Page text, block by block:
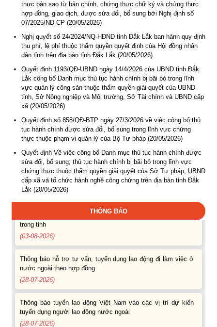
thực bản sao từ bản chính, chứng thực chữ ký và chứng thực
hợp đồng, giao dịch, được sửa đổi, bổ sung bởi Nghị định số
07/2025/NĐ-CP (20/05/2026)
Nghị quyết số 24/2024/NQ-HĐND tỉnh Đắk Lắk ban hành quy định
thu phí, lệ phí thuộc thẩm quyền quyết định của Hội đồng nhân
dân tỉnh trên địa bàn tỉnh Đắk Lắk (20/05/2026)
Quyết định 1193/QĐ-UBND ngày 14/4/2026 của UBND tỉnh Đắk
Lắk công bố Danh mục thủ tục hành chính bị bãi bỏ trong lĩnh
vực quản lý công sản thuộc thẩm quyền giải quyết của UBND
tỉnh, Sở Nông nghiệp và Môi trường, Sở Tài chính và UBND cấp
xã (20/05/2026)
Quyết định số 858/QĐ-BTP ngày 27/3/2026 về việc công bố thủ
tục hành chính được sửa đổi, bổ sung trong lĩnh vực chứng
thực thuộc phạm vi quản lý của Bộ Tư pháp (20/05/2026)
Quyết định Về việc công bố Danh mục thủ tục hành chính được
sửa đổi, bổ sung; thủ tục hành chính bị bãi bỏ trong lĩnh vực
chứng thực thuộc thẩm quyền giải quyết của Sở Tư pháp, UBND
cấp xã và tổ chức hành nghề công chứng trên địa bàn tỉnh Đắk
Lắk (20/05/2026)
THÔNG BÁO
Thông báo Tuyển lao động Việt Nam vào các vị trí dự kiến
tuyển dụng người lao động nước ngoài
(07-08-2026)
Thông báo các khóa đào tạo năm học 2026-2027
(04-08-2026)
Thông báo hỗ trợ tư vấn, tuyển dụng lao động đi làm việc
trong tỉnh
(03-08-2026)
Thông báo hỗ trợ tư vấn, tuyển dụng lao động đi làm việc ở
nước ngoài theo hợp đồng
(28-07-2026)
Thông báo tuyển lao động Việt Nam vào các vị trí dự kiến
tuyển dụng người lao động nước ngoài
(28-07-2026)